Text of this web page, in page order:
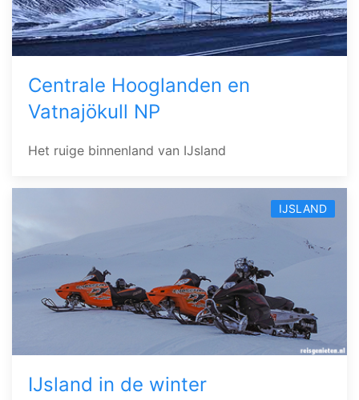
Centrale Hooglanden en
Vatnajökull NP
Het ruige binnenland van IJsland
IJSLAND
IJsland in de winter